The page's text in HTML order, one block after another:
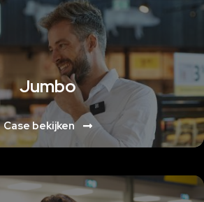
dapibus leo
Jumbo
Case bekijken
consectetur adipiscing elit. Ut elit tellus, luctus
dapibus leo